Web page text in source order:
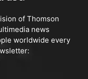
of Thomson
news
worldwide every